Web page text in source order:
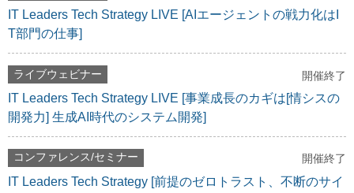
IT Leaders Tech Strategy LIVE [AIエージェントの戦力化はI
T部門の仕事]
ライブウェビナー 開催終了
IT Leaders Tech Strategy LIVE [事業成長のカギは[情シスの
開発力] 生成AI時代のシステム開発]
コンファレンス/セミナー 開催終了
IT Leaders Tech Strategy [前提のゼロトラスト、不断のサイ